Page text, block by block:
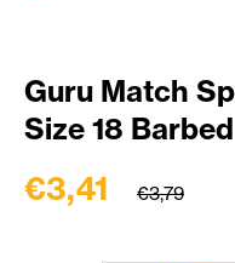
Guru Match
Size 18
€3,41 €3,79